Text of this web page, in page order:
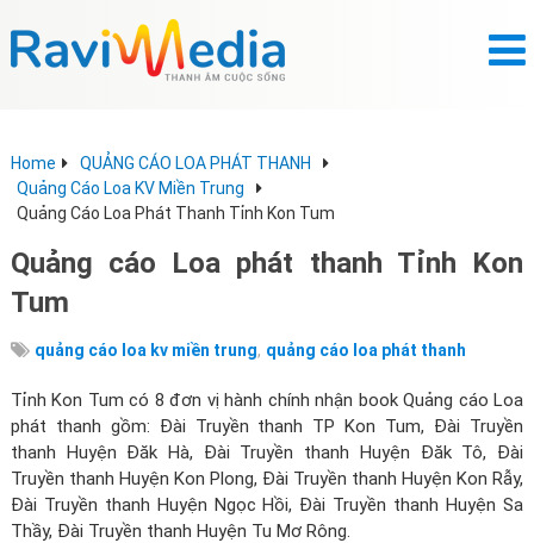
Home
QUẢNG CÁO LOA PHÁT THANH
Quảng Cáo Loa KV Miền Trung
Quảng Cáo Loa Phát Thanh Tỉnh Kon Tum
Quảng cáo Loa phát thanh Tỉnh Kon
Tum
quảng cáo loa kv miền trung, quảng cáo loa phát thanh
Tỉnh Kon Tum có 8 đơn vị hành chính nhận book Quảng cáo Loa
phát thanh gồm: Đài Truyền thanh TP Kon Tum, Đài Truyền
thanh Huyện Đăk Hà, Đài Truyền thanh Huyện Đăk Tô, Đài
Truyền thanh Huyện Kon Plong, Đài Truyền thanh Huyện Kon Rẫy,
Đài Truyền thanh Huyện Ngọc Hồi, Đài Truyền thanh Huyện Sa
Thầy, Đài Truyền thanh Huyện Tu Mơ Rông.